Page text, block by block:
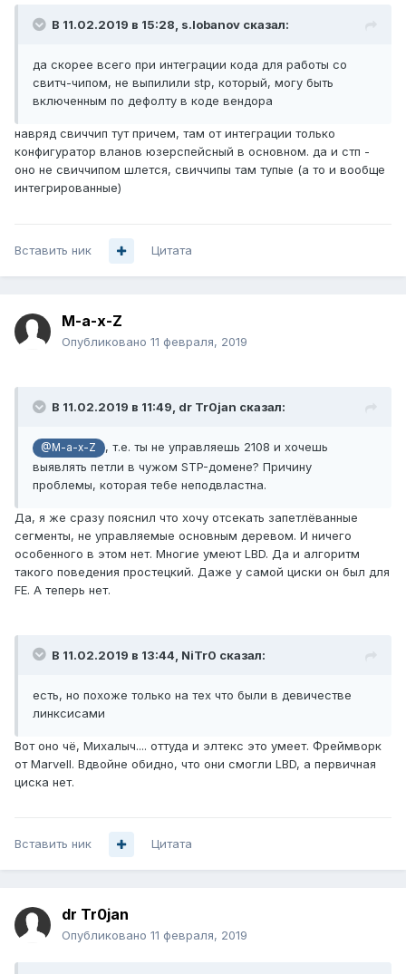
В 11.02.2019 в 15:28, s.lobanov сказал:
да скорее всего при интеграции кода для работы со
свитч-чипом, не выпилили stp, который, могу быть
включенным по дефолту в коде вендора
навряд свиччип тут причем, там от интеграции только
конфигуратор вланов юзерспейсный в основном. да и стп -
оно не свиччипом шлется, свиччипы там тупые (а то и вообще
интегрированные)
Вставить ник Цитата
M-a-x-Z
Опубликовано 11 февраля, 2019
В 11.02.2019 в 11:49, dr Tr0jan сказал:
@M-a-x-Z
, т.е. ты не управляешь 2108 и хочешь
выявлять петли в чужом STP-домене? Причину
проблемы, которая тебе неподвластна.
Да, я же сразу пояснил что хочу отсекать запетлёванные
сегменты, не управляемые основным деревом. И ничего
особенного в этом нет. Многие умеют LBD. Да и алгоритм
такого поведения простецкий. Даже у самой циски он был для
FE. А теперь нет.
В 11.02.2019 в 13:44, NiTr0 сказал:
есть, но похоже только на тех что были в девичестве
линксисами
Вот оно чё, Михалыч.... оттуда и элтекс это умеет. Фреймворк
от Marvell. Вдвойне обидно, что они смогли LBD, а первичная
циска нет.
Вставить ник Цитата
dr Tr0jan
Опубликовано 11 февраля, 2019